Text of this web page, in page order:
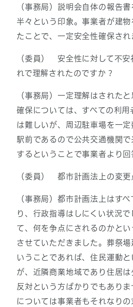
（事務局）説明会自体の報告書
半々という印象。事業者が建
たことで、一定安全性確保され
（委員） 安全性に対して不安
れで理解されたのですか？
（事務局）一定理解はされた
確保については、すべての利用
は難しいが、周辺駐車場を一定
駅前であるので公共交通機関
するということで事業者より回
（委員） 都市計画法上の変更
（事務局）都市計画法上はす
り、行政指導はしにくい状況
て、何を争点にされるのかとい
させていただきました。葬祭
いうことであれば、住民運動
が、近隣商業地域であり住居
反対という方ばかりでもあり
については事業者もそれなり